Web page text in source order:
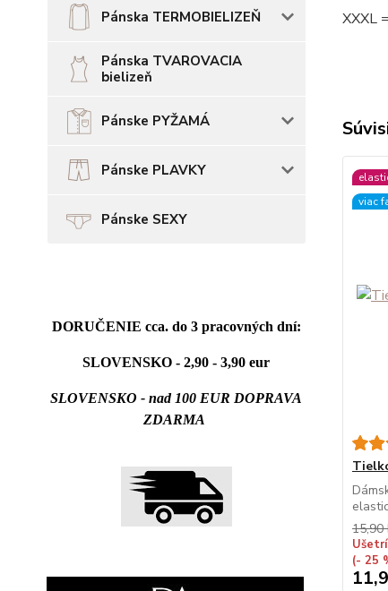
Pánska TERMOBIELIZEŇ
Pánska TVAROVACIA
bielizeň
Pánske PYŽAMÁ
Pánske PLAVKY
Pánske SEXY
DORUČENIE cca. do 3 pracovných dní:
SLOVENSKO - 2,90 - 3,90 eur
SLOVENSKO - nad 100 EUR DOPRAVA
ZDARMA
XXXL
viac
15,90
(- 25